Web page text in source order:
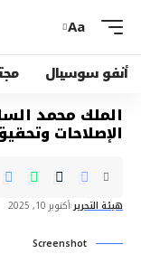
Aa
أنفو سوسيال
الملك محمد
الإصلاحات
هيئة التحرير أكتوبر 10, 2025
Screenshot